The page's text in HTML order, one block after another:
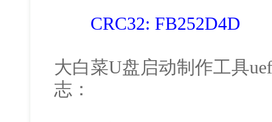
CRC32: FB252D4D
大白菜U盘启动制作工具
志：